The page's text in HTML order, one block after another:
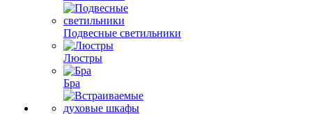
Подвесные светильники
Люстры
Бра